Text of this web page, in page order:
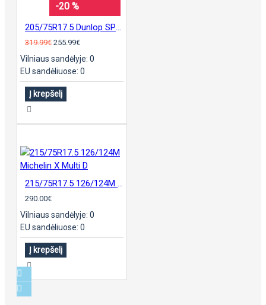
-20 %
319.99€ 255.99€
Vilniaus sandėlyje: 0
EU sandėliuose: 0
Į krepšelį
290.00€
Vilniaus sandėlyje: 0
EU sandėliuose: 0
Į krepšelį